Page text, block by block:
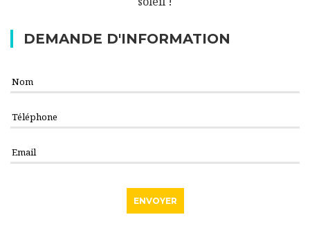
DEMANDE D'INFORMATION